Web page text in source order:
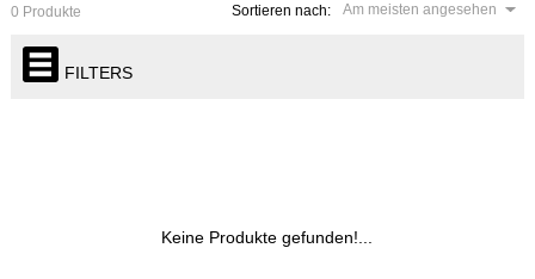
Sortieren nach: Am meisten angesehen
0 Produkte
FILTERS
Keine Produkte gefunden!...